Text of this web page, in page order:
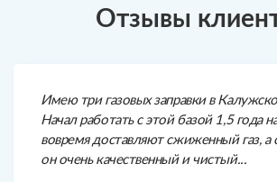
Отзывы
Имею три газовых заправки в
Начал работать с этой базой 1,5 года
вовремя доставляют сжиженный газ, а
он очень качественный и чистый...